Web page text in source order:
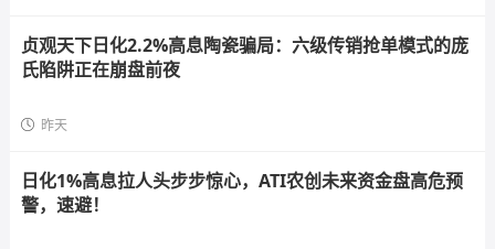
贞观天下日化2.2%高息陶瓷骗局：六级传销抢单模式的庞
氏陷阱正在崩盘前夜
昨天
日化1%高息拉人头步步惊心，ATI农创未来资金盘高危预
警，速避！